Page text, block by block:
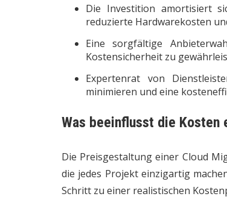
Die Investition amortisiert
reduzierte Hardwarekosten
Eine sorgfältige
Kostensicherheit zu
Expertenrat von
minimieren und eine
Was beeinflusst die
Die Preisgestaltung einer Cloud
die jedes Projekt einzigartig
Schritt zu einer realistischen